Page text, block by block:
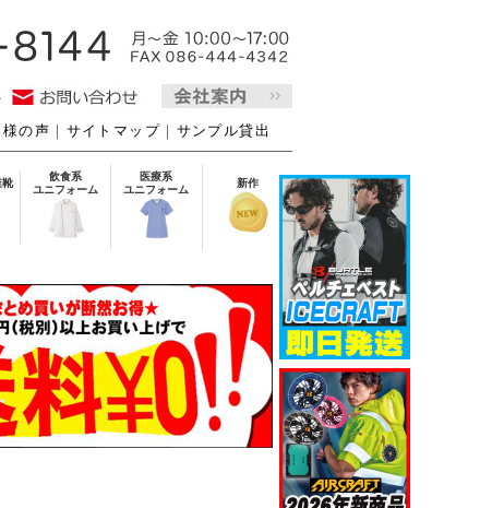
様の声 ｜ サイトマップ ｜ サンプル貸出
靴
飲食系
ユニフォーム
医療系
ユニフォーム
新作